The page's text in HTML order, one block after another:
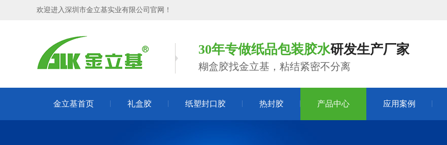
欢迎进入深圳市金立基实业有限公司官网！
30年专做纸品包装胶水研发生产厂家
糊盒胶找金立基，粘结紧密不分离
金立基首页 礼盒胶 纸塑封口胶 热封胶 产品中心 应用案例